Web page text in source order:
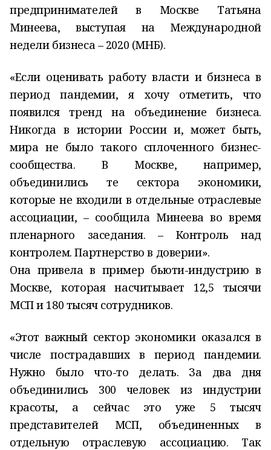
предпринимателей в Москве Татьяна
Минеева, выступая на Международной
недели бизнеса – 2020 (МНБ).
«Если оценивать работу власти и бизнеса в
период пандемии, я хочу отметить, что
появился тренд на объединение бизнеса.
Никогда в истории России и, может быть,
мира не было такого сплоченного бизнес-
сообщества. В Москве, например,
объединились те сектора экономики,
которые не входили в отдельные отраслевые
ассоциации, – сообщила Минеева во время
пленарного заседания. – Контроль над
контролем. Партнерство в доверии».
Она привела в пример бьюти-индустрию в
Москве, которая насчитывает 12,5 тысячи
МСП и 180 тысяч сотрудников.
«Этот важный сектор экономики оказался в
числе пострадавших в период пандемии.
Нужно было что-то делать. За два дня
объединились 300 человек из индустрии
красоты, а сейчас это уже 5 тысяч
представителей МСП, объединенных в
отдельную отраслевую ассоциацию. Так